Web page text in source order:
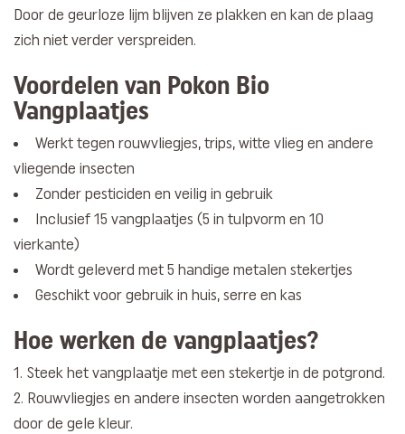
Door de geurloze lijm blijven ze plakken en kan de plaag
zich niet verder verspreiden.
Voordelen van Pokon Bio
Vangplaatjes
Werkt tegen rouwvliegjes, trips, witte vlieg en andere
vliegende insecten
Zonder pesticiden en veilig in gebruik
Inclusief 15 vangplaatjes (5 in tulpvorm en 10
vierkante)
Wordt geleverd met 5 handige metalen stekertjes
Geschikt voor gebruik in huis, serre en kas
Hoe werken de vangplaatjes?
Steek het vangplaatje met een stekertje in de potgrond.
Rouwvliegjes en andere insecten worden aangetrokken
door de gele kleur.